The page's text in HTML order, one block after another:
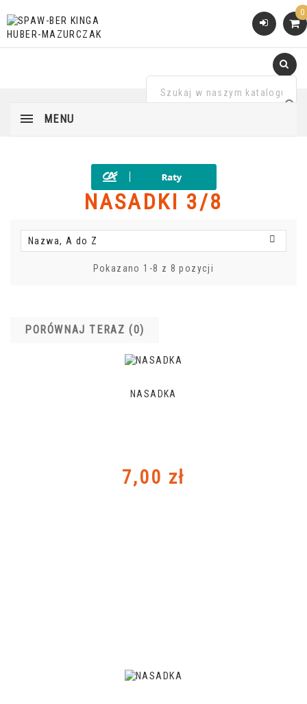
0
MENU
NASADKI 3/8
Nazwa, A do Z 
Pokazano 1-8 z 8 pozycji
PORÓWNAJ TERAZ (0)‎
NASADKA
Cena
7,00 zł